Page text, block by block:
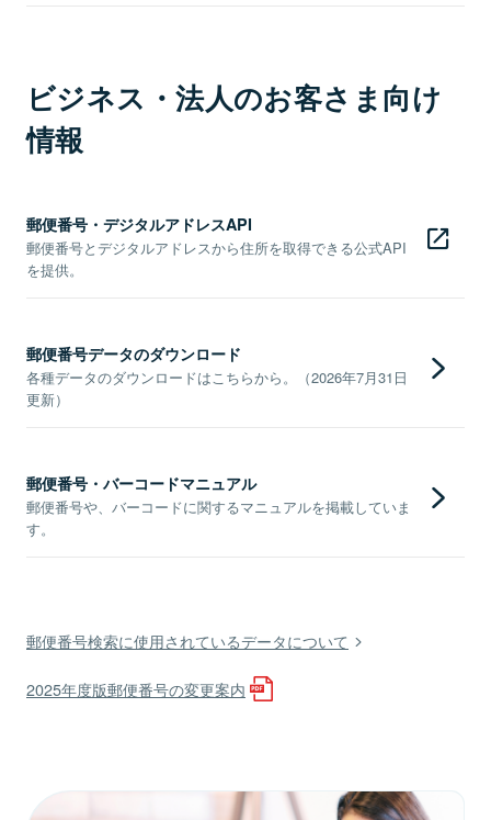
ビジネス・法人のお客さま向け
情報
郵便番号・デジタルアドレスAPI
郵便番号とデジタルアドレスから住所を取得できる公式API
を提供。
郵便番号データのダウンロード
各種データのダウンロードはこちらから。（2026年7月31日
更新）
郵便番号・バーコードマニュアル
郵便番号や、バーコードに関するマニュアルを掲載していま
す。
郵便番号検索に使用されているデータについて
2025年度版郵便番号の変更案内